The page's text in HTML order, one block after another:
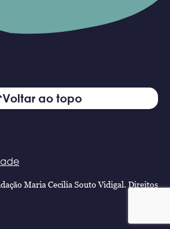
Voltar ao topo
Maria Cecilia Souto Vidigal. Direitos